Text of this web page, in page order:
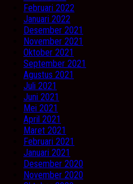
Februari 2022
Januari 2022
Desember 2021
November 2021
Oktober 2021
September 2021
Agustus 2021
Juli 2021
Juni 2021
Mei 2021
April 2021
Maret 2021
Februari 2021
Januari 2021
Desember 2020
November 2020